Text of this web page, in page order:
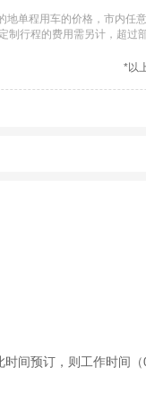
地单程用车的价格，市内
制行程的费用需另计，超
*以
间预订，则工作时间